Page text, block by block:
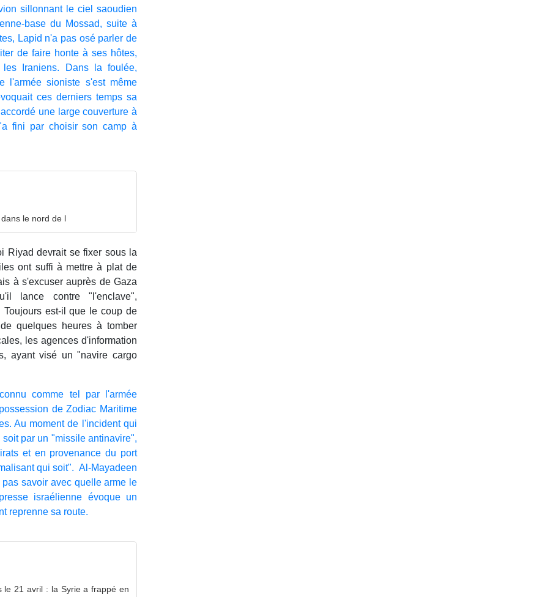
sillonnant le ciel saoudien
base du Mossad, suite à
Lapid n'a pas osé parler de
de faire honte à ses hôtes,
Iraniens. Dans la foulée,
l'armée sioniste s'est même
ces derniers temps sa
une large couverture à
fini par choisir son camp à
le nord de l
Riyad devrait se fixer sous la
ont suffi à mettre à plat de
à s'excuser auprès de Gaza
lance contre "l'enclave",
est-il que le coup de
quelques heures à tomber
les agences d'information
ayant visé un "navire cargo
comme tel par l'armée
de Zodiac Maritime
Au moment de l'incident qui
par un "missile antinavire",
et en provenance du port
qui soit". Al-Mayadeen
savoir avec quelle arme le
israélienne évoque un
reprenne sa route.
le 21 avril : la Syrie a frappé en